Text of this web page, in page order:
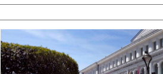
de
la
noticia